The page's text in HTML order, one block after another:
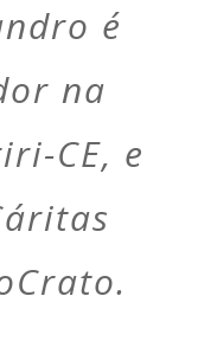
é
na
CE, e